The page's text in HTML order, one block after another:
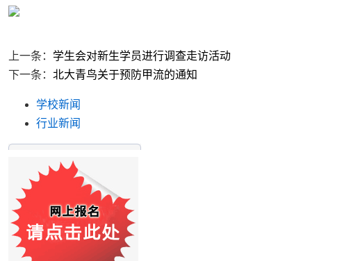
上一条： 学生会对新生学员进行调查走访活动
下一条： 北大青鸟关于预防甲流的通知
学校新闻
行业新闻